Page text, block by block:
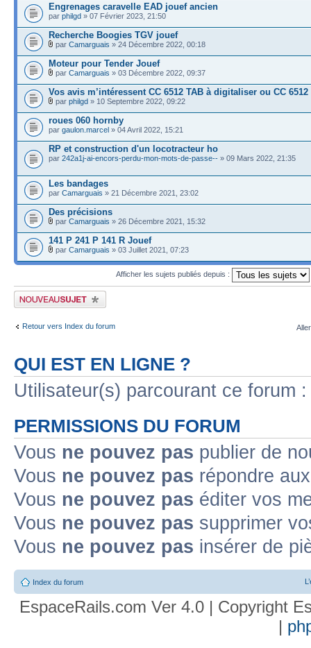
Engrenages caravelle EAD jouef ancien
par philgd » 07 Février 2023, 21:50
Recherche Boogies TGV jouef
par Camarguais » 24 Décembre 2022, 00:18
Moteur pour Tender Jouef
par Camarguais » 03 Décembre 2022, 09:37
Vos avis m’intéressent CC 6512 TAB à digitaliser ou CC 6512
par philgd » 10 Septembre 2022, 09:22
roues 060 hornby
par gaulon.marcel » 04 Avril 2022, 15:21
RP et construction d'un locotracteur ho
par 242a1j-ai-encors-perdu-mon-mots-de-passe-- » 09 Mars 2022, 21:35
Les bandages
par Camarguais » 21 Décembre 2021, 23:02
Des précisions
par Camarguais » 26 Décembre 2021, 15:32
141 P 241 P 141 R Jouef
par Camarguais » 03 Juillet 2021, 07:23
Afficher les sujets publiés depuis :
Publier un nouveau sujet
Retour vers Index du forum
QUI EST EN LIGNE ?
Utilisateur(s) parcourant ce forum
PERMISSIONS DU FORUM
Vous ne pouvez pas publier de
Vous ne pouvez pas répondre
Vous ne pouvez pas éditer vos
Vous ne pouvez pas supprimer
Vous ne pouvez pas insérer de
Index du forum
EspaceRails.com Ver 4.0 | Copyright
|